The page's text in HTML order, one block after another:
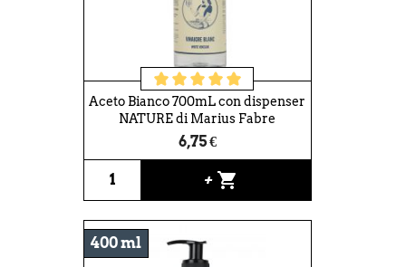
Aceto Bianco 700mL con dispenser
NATURE di Marius Fabre
6,75 €
+ shopping_cart
400 ml